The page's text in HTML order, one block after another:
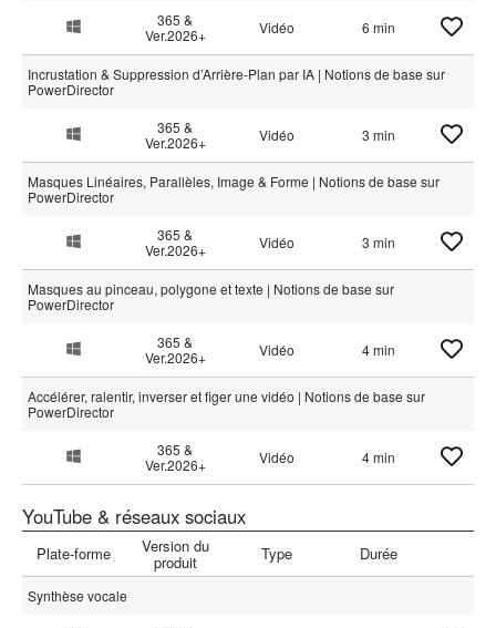
365 &
Ver.2026+
Vidéo 6 min
Incrustation & Suppression d’Arrière-Plan par IA | Notions de base sur
PowerDirector
365 &
Ver.2026+
Vidéo 3 min
Masques Linéaires, Parallèles, Image & Forme | Notions de base sur
PowerDirector
365 &
Ver.2026+
Vidéo 3 min
Masques au pinceau, polygone et texte | Notions de base sur
PowerDirector
365 &
Ver.2026+
Vidéo 4 min
Accélérer, ralentir, inverser et figer une vidéo | Notions de base sur
PowerDirector
365 &
Ver.2026+
Vidéo 4 min
YouTube & réseaux sociaux
Plate-forme Version du
produit Type Durée
Synthèse vocale